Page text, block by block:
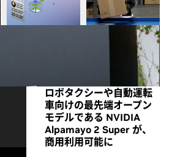
ロボタクシーや自動運転
車向けの最先端オープン
モデルである NVIDIA
Alpamayo 2 Super が、
商用利用可能に